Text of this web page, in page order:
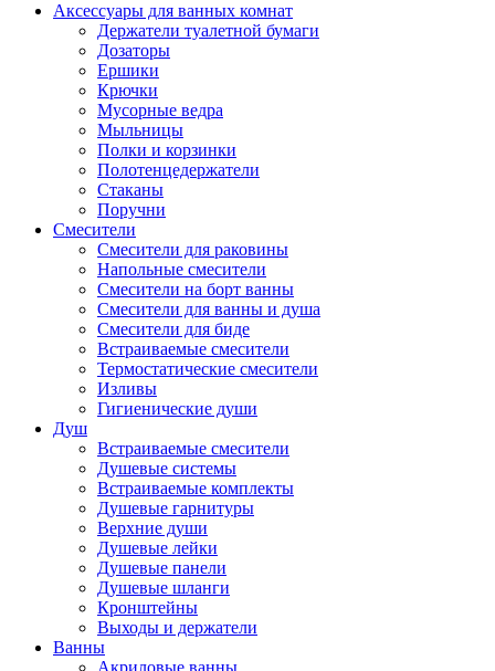
Аксессуары для ванных комнат
Держатели туалетной бумаги
Дозаторы
Ершики
Крючки
Мусорные ведра
Мыльницы
Полки и корзинки
Полотенцедержатели
Стаканы
Поручни
Смесители
Смесители для раковины
Напольные смесители
Смесители на борт ванны
Смесители для ванны и душа
Смесители для биде
Встраиваемые смесители
Термостатические смесители
Изливы
Гигиенические души
Душ
Встраиваемые смесители
Душевые системы
Встраиваемые комплекты
Душевые гарнитуры
Верхние души
Душевые лейки
Душевые панели
Душевые шланги
Кронштейны
Выходы и держатели
Ванны